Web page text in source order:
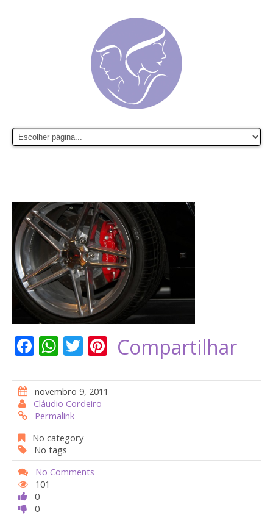
F
e
b
o
o
k
W
at
s
A
p
p
T
itt
er
Pi
er
st
Compartilhar
novembro 9, 2011
Cláudio Cordeiro
Permalink
No category
No tags
No Comments
101
0
0